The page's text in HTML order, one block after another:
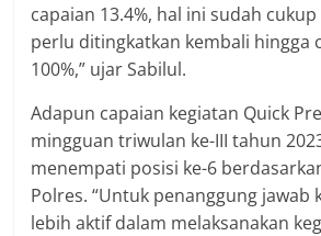
capaian 13.4%, hal ini sudah
perlu ditingkatkan kembali hingga
100%,” ujar Sabilul.
Adapun capaian kegiatan Quick
mingguan triwulan ke-III tahun
menempati posisi ke-6
Polres. “Untuk penanggung jawab
lebih aktif dalam melaksanakan